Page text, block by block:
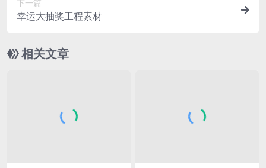
下一篇
幸运大抽奖工程素材
相关文章